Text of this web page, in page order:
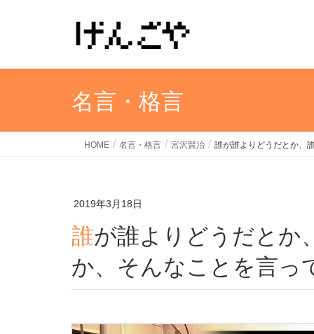
名言・格言
HOME 名言・格言 宮沢賢治 誰が誰よりどうだとか、
2019年3月18日
誰が誰よりどうだとか、誰の仕事がどうしたと
か、そんなことを言っ